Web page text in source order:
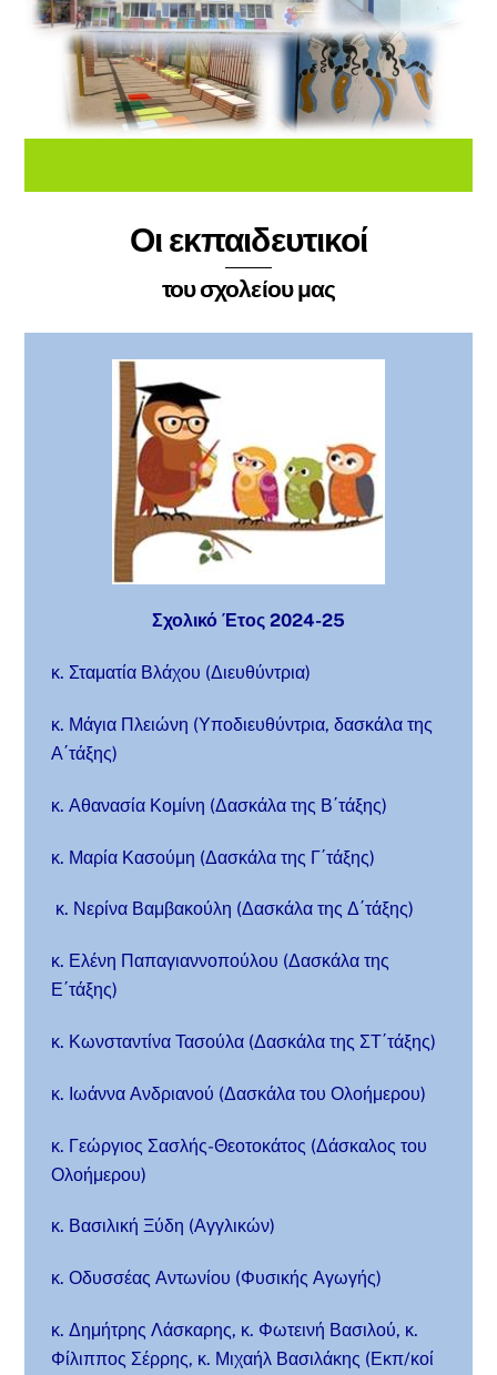
Οι εκπαιδευτικοί
του σχολείου μας
Σχολικό Έτος 2024-25
κ. Σταματία Βλάχου (Διευθύντρια)
κ. Μάγια Πλειώνη (Υποδιευθύντρια, δασκάλα της
Α΄τάξης)
κ. Αθανασία Κομίνη (Δασκάλα της Β΄τάξης)
κ. Μαρία Κασούμη (Δασκάλα της Γ΄τάξης)
κ. Νερίνα Βαμβακούλη (Δασκάλα της Δ΄τάξης)
κ. Ελένη Παπαγιαννοπούλου (Δασκάλα της
Ε΄τάξης)
κ. Κωνσταντίνα Τασούλα (Δασκάλα της ΣΤ΄τάξης)
κ. Ιωάννα Ανδριανού (Δασκάλα του Ολοήμερου)
κ. Γεώργιος Σασλής-Θεοτοκάτος (Δάσκαλος του
Ολοήμερου)
κ. Βασιλική Ξύδη (Αγγλικών)
κ. Οδυσσέας Αντωνίου (Φυσικής Αγωγής)
κ. Δημήτρης Λάσκαρης, κ. Φωτεινή Βασιλού, κ.
Φίλιππος Σέρρης, κ. Μιχαήλ Βασιλάκης (Εκπ/κοί